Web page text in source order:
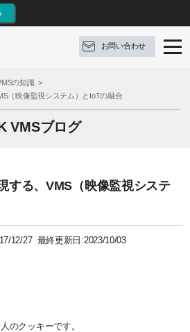
お問い合わせ
ス
の知識
（映像監視システム）とIoTの融合
VMSブログ
する、VMS（映像監視システ
12/27 最終更新日:2023/10/03
のクッキーです。